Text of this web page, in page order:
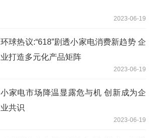
2023-06-19
环球热议:“618”剧透小家电消费新趋势 企
业打造多元化产品矩阵
2023-06-19
小家电市场降温显露危与机 创新成为企
业共识
2023-06-19